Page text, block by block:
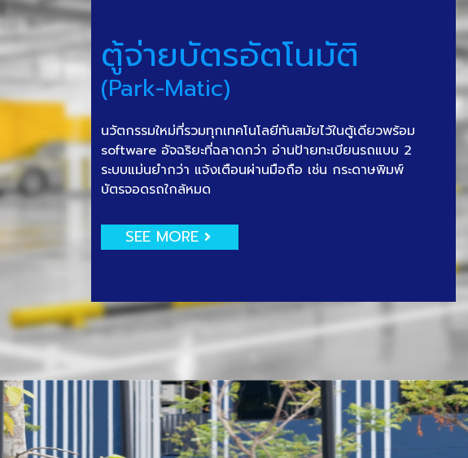
ตู้จ่ายบัตรอัตโนมัติ
(Park-Matic)
นวัตกรรมใหม่ที่รวมทุกเทคโนโลยีทันสมัยไว้ในตู้เดียวพร้อม
software อัจฉริยะที่ฉลาดกว่า อ่านป้ายทะเบียนรถแบบ 2
ระบบแม่นยำกว่า แจ้งเตือนผ่านมือถือ เช่น กระดาษพิมพ์
บัตรจอดรถใกล้หมด
SEE MORE